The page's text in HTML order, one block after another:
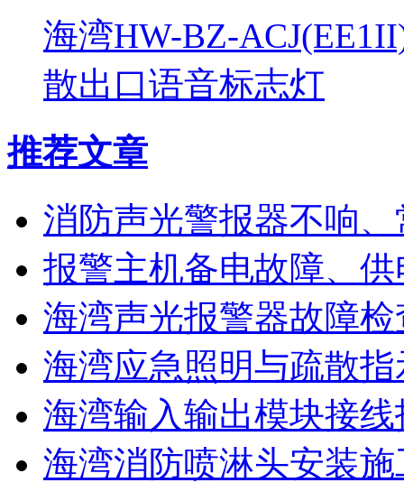
海湾HW-BZ-
散出口语音标志灯
推荐文章
消防声光警报器不响
报警主机备电故障、
海湾声光报警器故障
海湾应急照明与疏散
海湾输入输出模块接
海湾消防喷淋头安装